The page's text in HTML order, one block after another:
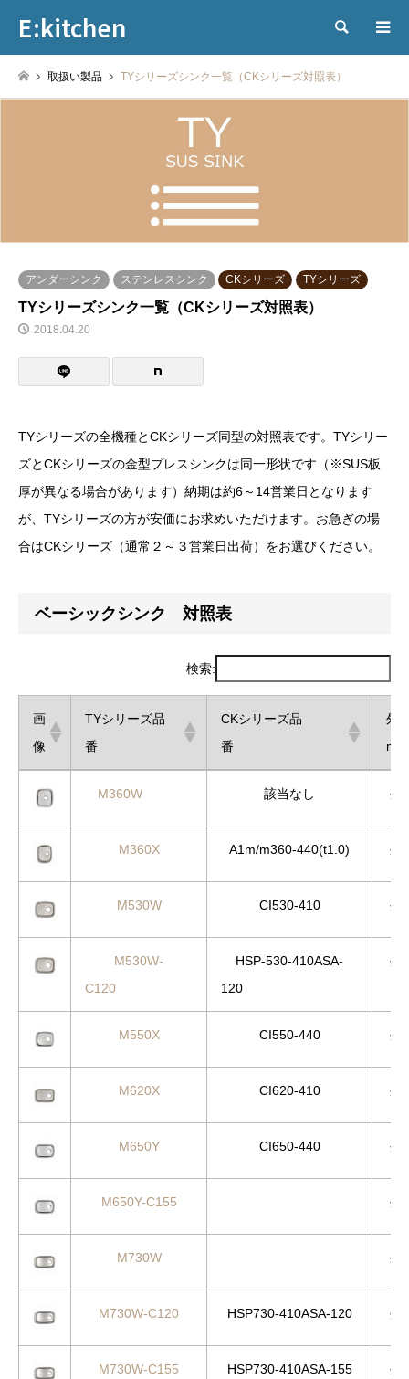
E:kitchen 検索
取扱い製品 TYシリーズシンク一覧（CKシリーズ対照表）
アンダーシンク ステンレスシンク CKシリーズ TYシリーズ
TYシリーズシンク一覧（CKシリーズ対照表）
2018.04.20
TYシリーズの全機種とCKシリーズ同型の対照表です。TYシリー
ズとCKシリーズの金型プレスシンクは同一形状です（※SUS板
厚が異なる場合があります）納期は約6～14営業日となります
が、TYシリーズの方が安価にお求めいただけます。お急ぎの場
合はCKシリーズ（通常２～３営業日出荷）をお選びください。
ベーシックシンク 対照表
検索:
画
像
TYシリーズ品
番
CKシリーズ品
番
外
mm
像
M360W 該当なし 外
M360X A1m/m360-440(t1.0) 外
M530W CI530-410 外
M530W-
C120
HSP-530-410ASA-
120
外
M550X CI550-440 外
M620X CI620-410 外
M650Y CI650-440 外
M650Y-C155 外
M730W 外
M730W-C120 HSP730-410ASA-120 外
M730W-C155 HSP730-410ASA-155 外